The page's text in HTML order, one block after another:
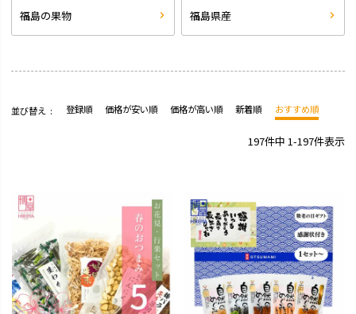
福島の果物 福島県産
並び替え 登録順 価格が安い順 価格が高い順 新着順 おすすめ順
197件中 1-197件表示